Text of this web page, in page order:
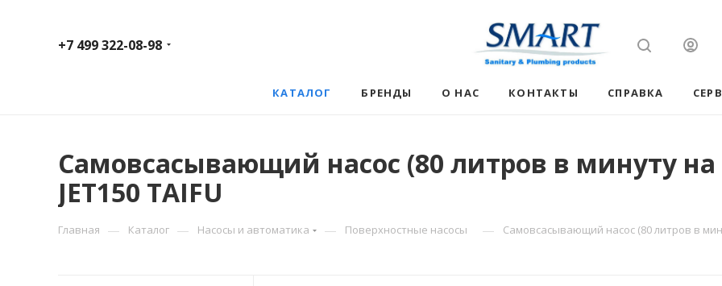
+7 499 322-08-98
КАТАЛОГ БРЕНДЫ О НАС КОНТАКТЫ СПРАВКА
Самовсасывающий насос (80 литров в минуту на
JET150 TAIFU
Главная — Каталог — Насосы и автоматика — Поверхностные насосы — Самовсасывающий насос (80 литров в